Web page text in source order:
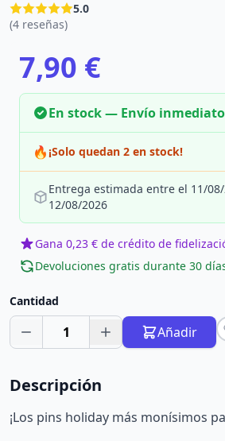
5.0
(4 reseñas)
7,90 €
En stock — Envío inmediato
🔥¡Solo quedan 2 en stock!
Entrega estimada entre el 11/
12/08/2026
Gana 0,23 € de crédito de
Devoluciones gratis durante 30
Cantidad
1 Añadir
Descripción
¡Los pins holiday más monísimos